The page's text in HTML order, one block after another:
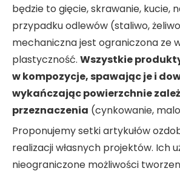
będzie to gięcie, skrawanie, kucie,
przypadku odlewów (staliwo,
mechaniczna jest ograniczona ze
plastyczność. Wszystkie
w kompozycje, spawając je i
wykańczając powierzchnie
przeznaczenia (cynkowanie,
Proponujemy setki artykułów
realizacji własnych projektów. Ich
nieograniczone możliwości